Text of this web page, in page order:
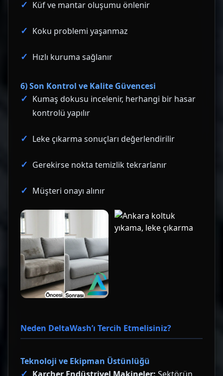
Küf ve mantar oluşumu önlenir
Koku problemi yaşanmaz
Hızlı kuruma sağlanır
6) Son Kontrol ve Kalite Güvencesi
Kumaş dokusu incelenir, herhangi bir hasar
kontrolü yapılır
Leke çıkarma sonuçları değerlendirilir
Gerekirse nokta temizlik tekrarlanır
Müşteri onayı alınır
Neden DeltaWash’ı Tercih Etmelisiniz?
Teknoloji ve Ekipman Üstünlüğü